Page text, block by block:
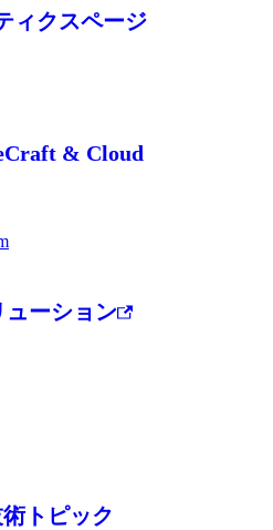
ィクスページ
& Cloud
ューション
トピック